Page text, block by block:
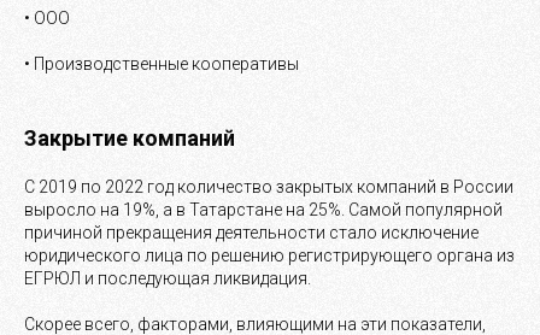
• ООО
• Производственные кооперативы
Закрытие компаний
С 2019 по 2022 год количество закрытых компаний в России
выросло на 19%, а в Татарстане на 25%. Самой популярной
причиной прекращения деятельности стало исключение
юридического лица по решению регистрирующего органа из
ЕГРЮЛ и последующая ликвидация.
Скорее всего, факторами, влияющими на эти показатели,